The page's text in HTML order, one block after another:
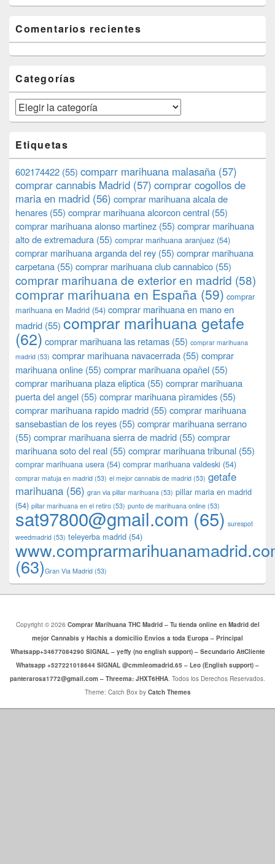
Comentarios recientes
Categorías
Categorías
Etiquetas
602174422 (55) comparr marihuana malasaña (57)
comprar cannabis Madrid (57) comprar cogollos de
maria en madrid (56) comprar marihuana alcala de
henares (55) comprar marihuana alcorcon central (55)
comprar marihuana alonso martinez (55) comprar marihuana
alto de extremadura (55) comprar marihuana aranjuez (54)
comprar marihuana arganda del rey (55) comprar marihuana
carpetana (55) comprar marihuana club cannabico (55)
comprar marihuana de exterior en madrid (58)
comprar marihuana en España (59) comprar
marihuana en Madrid (54) comprar marihuana en mano en
madrid (55) comprar marihuana getafe
(62) comprar marihuana las retamas (55) comprar marihuana
madrid (53) comprar marihuana navacerrada (55) comprar
marihuana online (55) comprar marihuana opañel (55)
comprar marihuana plaza eliptica (55) comprar marihuana
puerta del angel (55) comprar marihuana pìramides (55)
comprar marihuana rapido madrid (55) comprar marihuana
sansebastian de los reyes (55) comprar marihuana serrano
(55) comprar marihuana sierra de madrid (55) comprar
marihuana soto del real (55) comprar marihuana tribunal (55)
comprar marihuana usera (54) comprar marihuana valdeski (54)
comprar matuja en madrid (53) el mejor cannabis de madrid (53) getafe
marihuana (56) gran via pillar marihuana (53) pillar maria en madrid
(54) pillar marihuana en el retiro (53) punto de marihuana online (53)
sat97800@gmail.com (65) surespot
weedmadrid (53) teleyerba madrid (54)
(63)​​Gran Via Madrid (53)
Copyright © 2026 Comprar Marihuana THC Madrid – Tu tienda online en Madrid del
mejor Cannabis y Hachis a domicilio Envios a toda Europa – Principal
Whatsapp+34677084290 SIGNAL – yeffy (no english support) – Secundario AttCliente
Whatsapp +527221018644 SIGNAL @cmmleomadrid.65 – Leo (English support) –
panterarosa1772@gmail.com – Threema: JHXT6HHA. Todos los Derechos Reservados.
Theme: Catch Box by Catch Themes